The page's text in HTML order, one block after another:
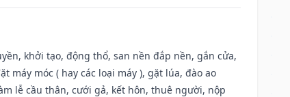
khởi tạo, động thổ, san nền đắp nền, gắn cửa,
máy móc ( hay các loại máy ), gặt lúa, đào ao
lễ cầu thân, cưới gả, kết hôn, thuê người, nộp